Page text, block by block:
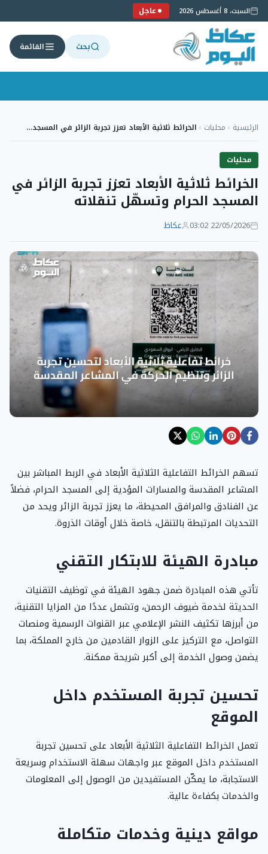
السبت، 8 أغسطس 2026 عاجل
بحث القائمة
إلىالرئيسية › محليات › الخرائط ثلاثية الأبعاد تعزز تجربة الزائر في المسجد…
محليات
الخرائط ثلاثية الأبعاد تعزز تجربة الزائر في
المسجد الحرام وتسهّل تنقلاته
22/05/2026 03:02 عكاظ
تسهم الخرائط التفاعلية الثلاثية الأبعاد في الربط المباشر بين
المشاعر المقدسة والمسارات المؤدية إلى المسجد الحرام، فضلاً
عن الفنادق والمرافق المحيطة، ما يعزز تجربة الزائر ويحد من
التحديات المرتبطة بالتنقل، خاصة خلال أوقات الذروة.
مبادرة الهيئة للابتكار التقني
تأتي هذه المبادرة ضمن جهود الهيئة في توظيف التقنيات
الحديثة لخدمة ضيوف الرحمن، وتشمل عددًا من المزايا التقنية،
من أبرزها تكثيف النشر الإعلامي عبر القنوات الرسمية ومنصات
التواصل، مع التركيز على الزوار القادمين من خارج المملكة، بما
يضمن وصول الخدمة إلى أكبر شريحة ممكنة.
تحسين تجربة المستخدم داخل
الموقع
تعمل الخرائط التفاعلية الثلاثية الأبعاد على تحسين تجربة
المستخدم داخل الموقع عبر واجهات سهلة الاستخدام وسريعة
الاستجابة، ما يمكّن المستفيدين من الوصول إلى المعلومات
والخدمات بكفاءة عالية.
مواقع دينية وخدمات متكاملة